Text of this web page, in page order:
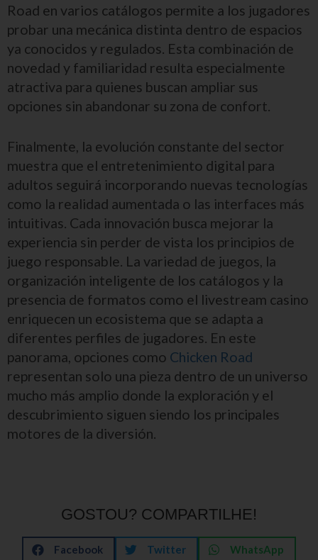
Road en varios catálogos permite a los jugadores
probar una mecánica distinta dentro de espacios
ya conocidos y regulados. Esta combinación de
novedad y familiaridad resulta especialmente
atractiva para quienes buscan ampliar sus
opciones sin abandonar su zona de confort.
Finalmente, la evolución constante del sector
muestra que el entretenimiento digital para
adultos seguirá incorporando nuevas tecnologías
como la realidad aumentada o las interfaces más
intuitivas. Cada innovación busca mejorar la
experiencia sin perder de vista los principios de
juego responsable. La variedad de juegos, la
organización inteligente de los catálogos y la
presencia de formatos como el livestream casino
enriquecen un ecosistema que se adapta a
diferentes perfiles de jugadores. En este
panorama, opciones como Chicken Road
representan solo una pieza dentro de un universo
mucho más amplio donde la exploración y el
descubrimiento siguen siendo los principales
motores de la diversión.
GOSTOU? COMPARTILHE!
Facebook Twitter WhatsApp